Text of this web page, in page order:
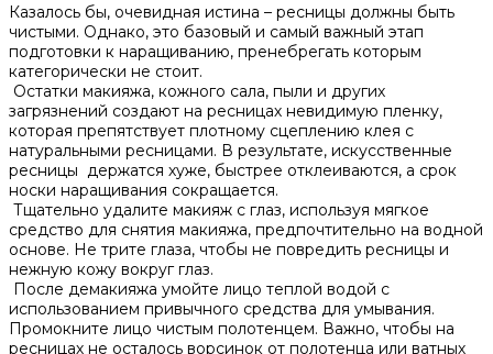
Казалось бы‚ очевидная истина – ресницы должны быть
чистыми.​ Однако‚ это базовый и самый важный этап
подготовки к наращиванию‚ пренебрегать которым
категорически не стоит.
Остатки макияжа‚ кожного сала‚ пыли и других
загрязнений создают на ресницах невидимую пленку‚
которая препятствует плотному сцеплению клея с
натуральными ресницами. В результате‚ искусственные
ресницы держатся хуже‚ быстрее отклеиваются‚ а срок
носки наращивания сокращается.​
Тщательно удалите макияж с глаз‚ используя мягкое
средство для снятия макияжа‚ предпочтительно на водной
основе.​ Не трите глаза‚ чтобы не повредить ресницы и
нежную кожу вокруг глаз.​
После демакияжа умойте лицо теплой водой с
использованием привычного средства для умывания.​
Промокните лицо чистым полотенцем.​ Важно‚ чтобы на
ресницах не осталось ворсинок от полотенца или ватных